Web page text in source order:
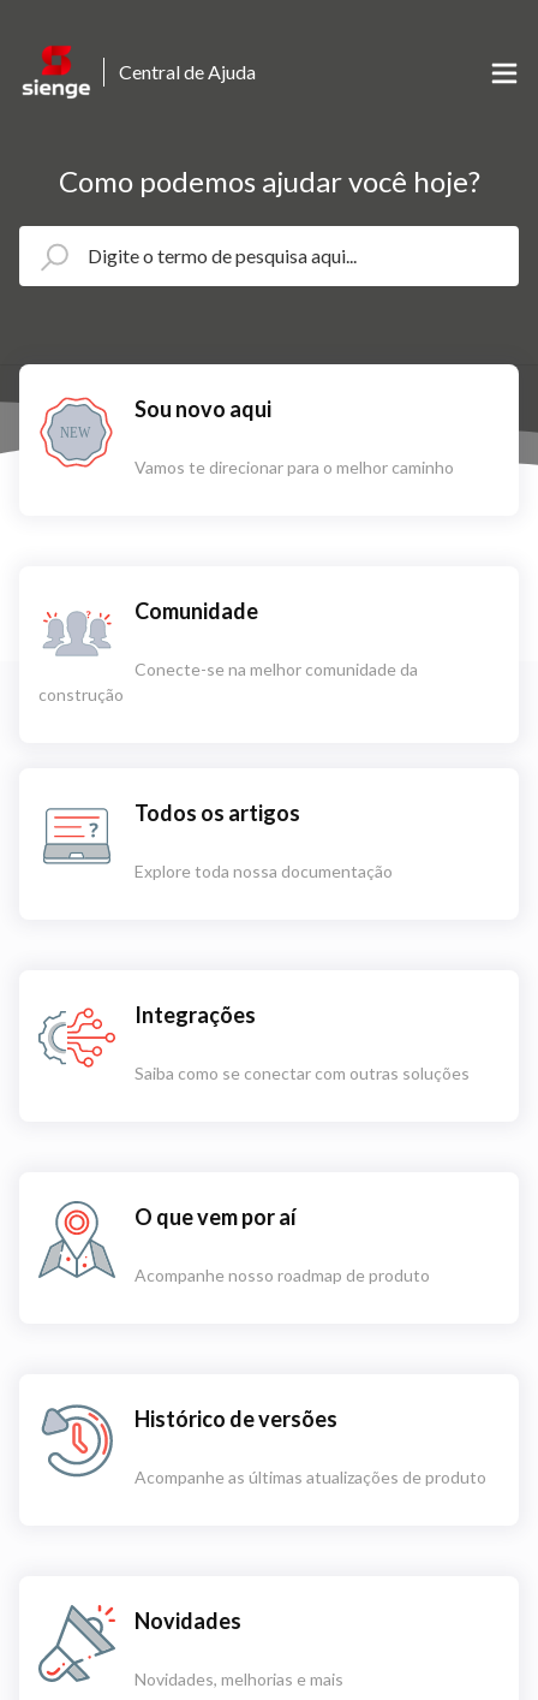
Central de Ajuda
Como podemos ajudar você hoje?
NEW
Sou novo aqui
Vamos te direcionar para o melhor caminho
Comunidade
Conecte-se na melhor comunidade da
construção
Todos os artigos
Explore toda nossa documentação
Integrações
Saiba como se conectar com outras soluções
O que vem por aí
Acompanhe nosso roadmap de produto
Histórico de versões
Acompanhe as últimas atualizações de produto
Novidades
Novidades, melhorias e mais